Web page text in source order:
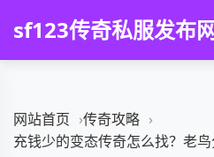
sf123传奇私服发布
网站首页
传奇攻略
充钱少的变态传奇怎么找？老